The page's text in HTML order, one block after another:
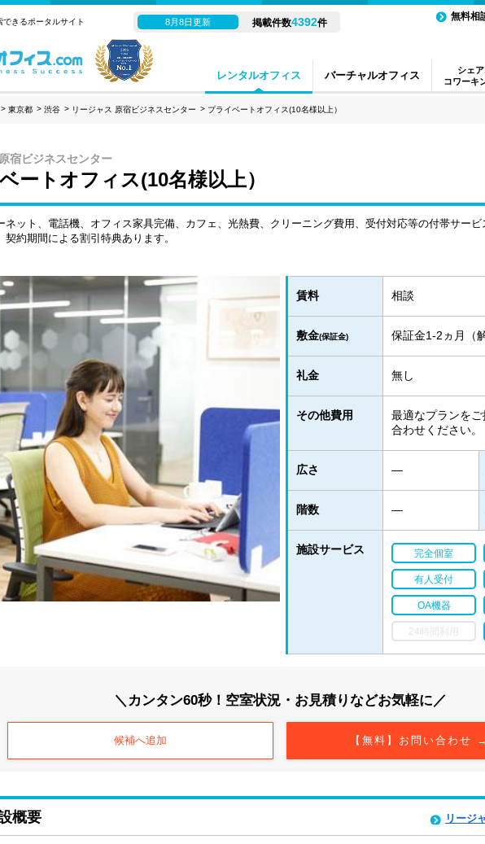
レンタルオフィス バーチャルオフィス
シェ
コワーキ
きるポータルサイト 8月8日更新 掲載件数4392件
無料相
東京都 渋谷 リージャス 原宿ビジネスセンター プライベートオフィス(10名様以上）
宿ビジネスセンター
ートオフィス(10名様以上）
ネット、電話機、オフィス家具完備、カフェ、光熱費、クリーニング費用、受付対応等の付帯サービ
約期間による割引特典あります。
賃料 相談
敷金(保証金) 保証金1-2ヵ月（
礼金 無し
その他費用
最適なプランを
合わせください。
広さ ―
階数 ―
施設サービス 完全個室
有人受付
OA機器
24時間利用
＼カンタン60秒！空室状況・お見積りなどお気軽に／
【無料】お問い合わせ →
候補へ追加
概要 リージ